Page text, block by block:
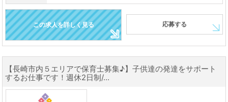
この求人を詳しく見る 応募する
【長崎市内５エリアで保育士募集♪】子供達の発達をサポート
するお仕事です！週休2日制/...